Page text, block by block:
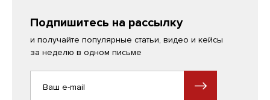
Подпишитесь на рассылку
и получайте популярные статьи, видео и кейсы
за неделю в одном письме